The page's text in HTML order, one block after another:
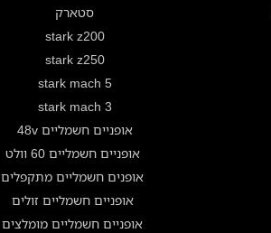
סטארק
stark z200
stark z250
stark mach 5
stark mach 3
אופניים חשמליים 48v
אופניים חשמליים 60 וולט
אופנים חשמליים מתקפלים
אופניים חשמליים זולים
אופניים חשמליים מומלצים